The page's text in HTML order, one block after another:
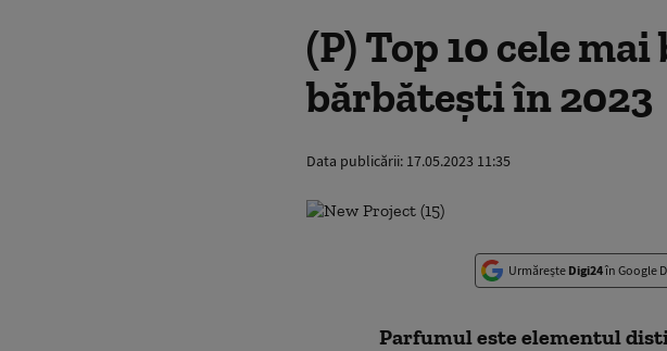
(P) Top 10 cele
bărbătești în 2023
Data publicării: 17.05.2023 11:35
Urmărește Digi24în Google
Parfumul este elementul